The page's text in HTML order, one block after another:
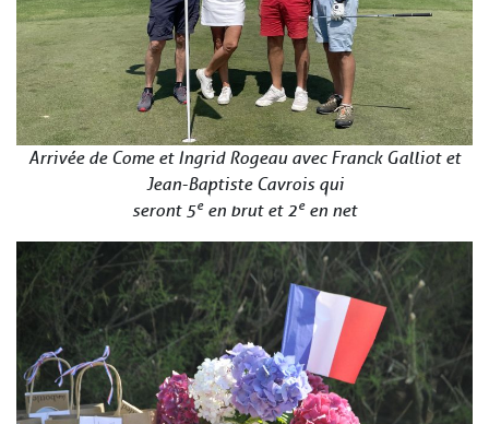
Arrivée de Come et Ingrid Rogeau avec Franck Galliot et
Jean-Baptiste Cavrois qui
seront 5een brut et 2een net